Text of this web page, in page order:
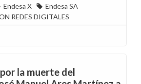
Endesa X
Endesa SA
REDES DIGITALES
la muerte del